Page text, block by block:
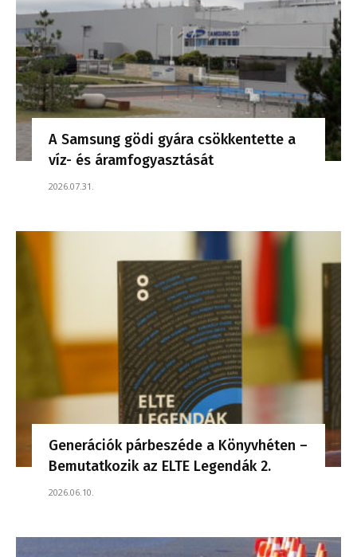
A Samsung gödi gyára csökkentette a
víz- és áramfogyasztását
2026.07.31.
Generációk párbeszéde a Könyvhéten –
Bemutatkozik az ELTE Legendák 2.
2026.06.10.